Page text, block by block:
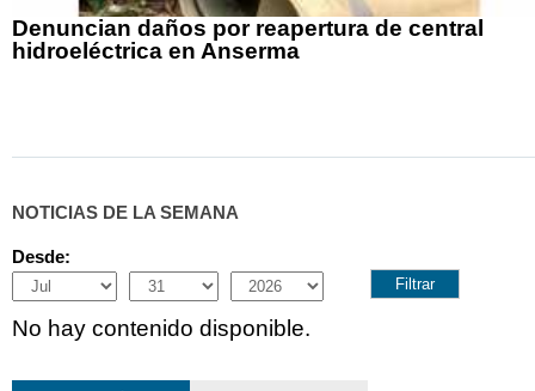
Denuncian daños por reapertura de central
hidroeléctrica en Anserma
NOTICIAS DE LA SEMANA
Desde:
Month
Day Year
No hay contenido disponible.